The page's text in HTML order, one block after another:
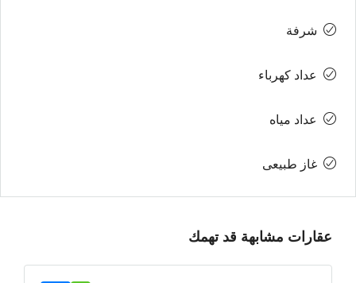
شرفة
عداد كهرباء
عداد مياه
غاز طبيعى
عقارات مشابهة قد تهمك